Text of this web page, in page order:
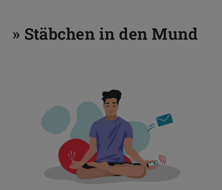
» Stäbchen in den Mund